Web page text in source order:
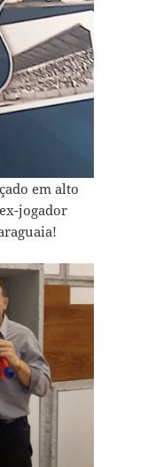
em alto
jogador